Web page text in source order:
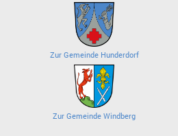
Zur Gemeinde Hunderdorf
Zur Gemeinde Windberg